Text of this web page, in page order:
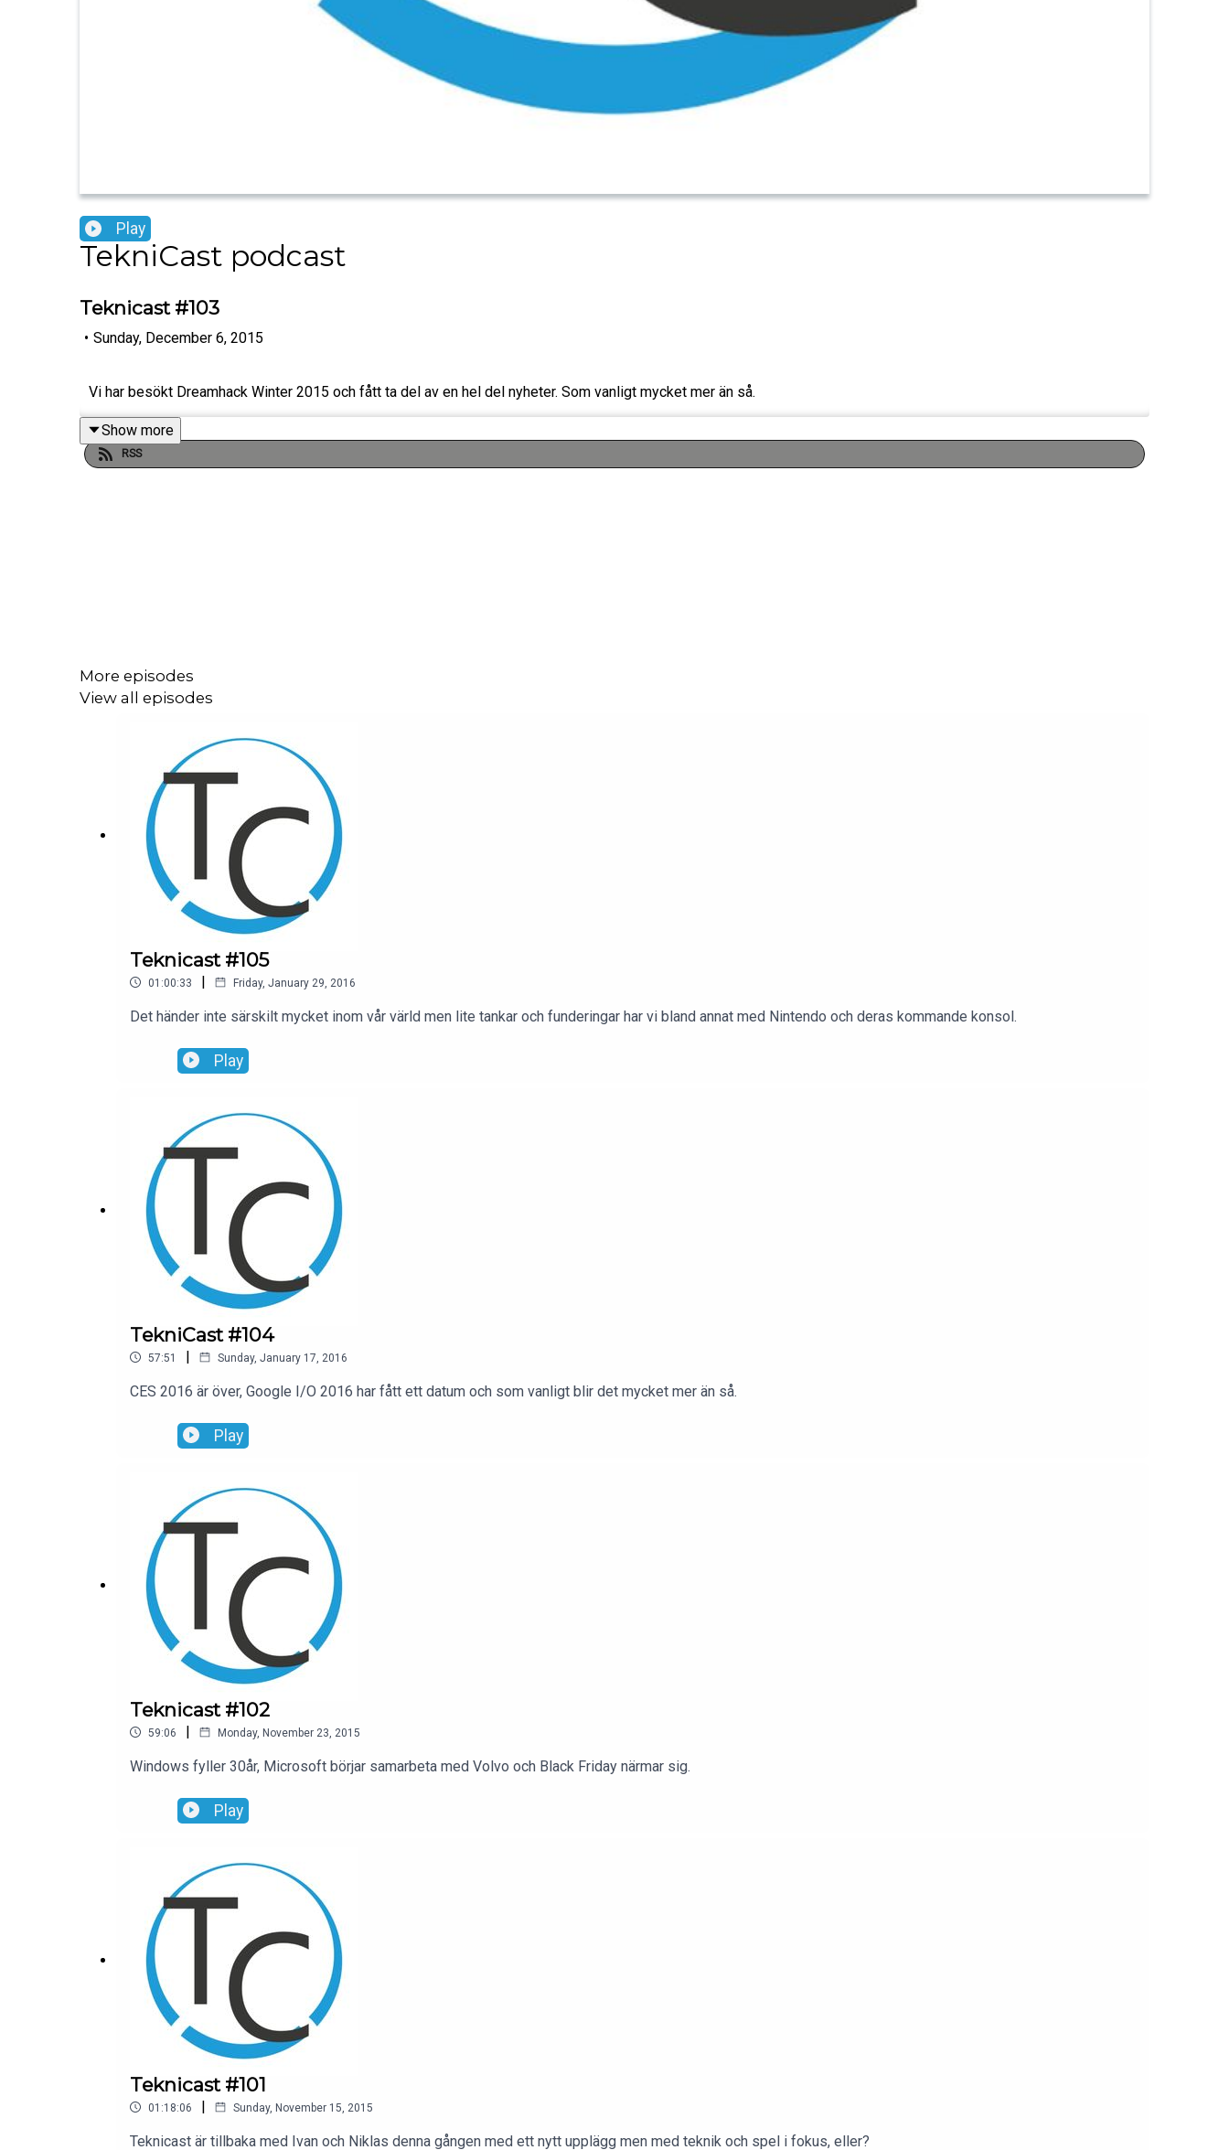
Play
TekniCast podcast
Teknicast #103
• Sunday, December 6, 2015
Vi har besökt Dreamhack Winter 2015 och fått ta del av en hel del nyheter. Som vanligt mycket mer än så.
Show more
RSS
More episodes
View all episodes
Teknicast #105
01:00:33 | Friday, January 29, 2016
Det händer inte särskilt mycket inom vår värld men lite tankar och funderingar har vi bland annat med Nintendo och deras kommande konsol.
Play
TekniCast #104
57:51 | Sunday, January 17, 2016
CES 2016 är över, Google I/O 2016 har fått ett datum och som vanligt blir det mycket mer än så.
Play
Teknicast #102
59:06 | Monday, November 23, 2015
Windows fyller 30år, Microsoft börjar samarbeta med Volvo och Black Friday närmar sig.
Play
Teknicast #101
01:18:06 | Sunday, November 15, 2015
Teknicast är tillbaka med Ivan och Niklas denna gången med ett nytt upplägg men med teknik och spel i fokus, eller?